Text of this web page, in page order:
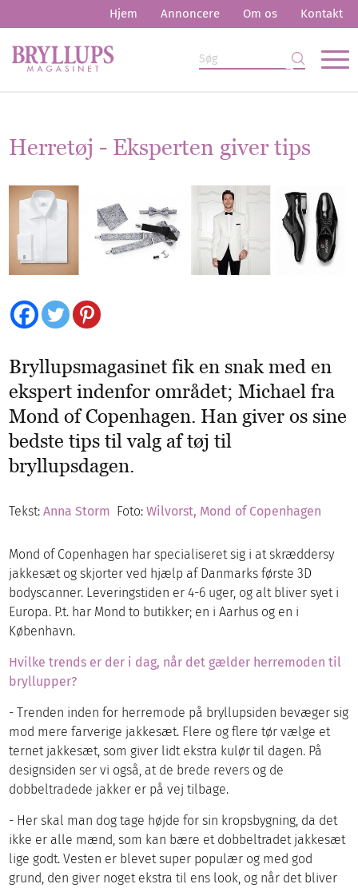
Hjem Annoncere Om os Kontakt
Herretøj - Eksperten giver tips
Bryllupsmagasinet fik en snak med en
ekspert indenfor området; Michael fra
Mond of Copenhagen. Han giver os sine
bedste tips til valg af tøj til
bryllupsdagen.
Tekst:Anna Storm Foto:Wilvorst, Mond of Copenhagen
Mond of Copenhagen har specialiseret sig i at skræddersy
jakkesæt og skjorter ved hjælp af Danmarks første 3D
bodyscanner. Leveringstiden er 4-6 uger, og alt bliver syet i
Europa. P.t. har Mond to butikker; en i Aarhus og en i
København.
Hvilke trends er der i dag, når det gælder herremoden til
bryllupper?
- Trenden inden for herremode på bryllupsiden bevæger sig
mod mere farverige jakkesæt. Flere og flere tør vælge et
ternet jakkesæt, som giver lidt ekstra kulør til dagen. På
designsiden ser vi også, at de brede revers og de
dobbeltradede jakker er på vej tilbage.
- Her skal man dog tage højde for sin kropsbygning, da det
ikke er alle mænd, som kan bære et dobbeltradet jakkesæt
lige godt. Vesten er blevet super populær og med god
grund, den giver noget ekstra til ens look, og når det bliver